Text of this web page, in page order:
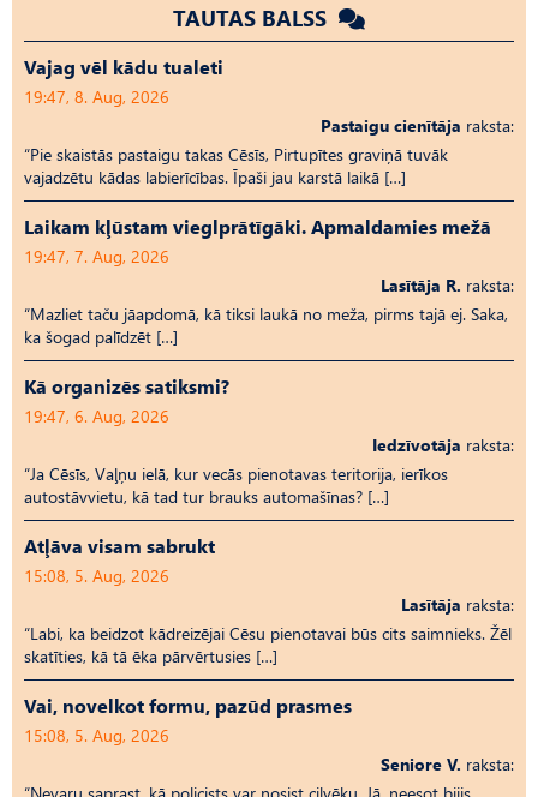
TAUTAS BALSS
Vajag vēl kādu tualeti
19:47, 8. Aug, 2026
Pastaigu cienītāja raksta:
“Pie skaistās pastaigu takas Cēsīs, Pirtupītes graviņā tuvāk
vajadzētu kādas labierīcības. Īpaši jau karstā laikā […]
Laikam kļūstam vieglprātīgāki. Apmaldamies mežā
19:47, 7. Aug, 2026
Lasītāja R. raksta:
“Mazliet taču jāapdomā, kā tiksi laukā no meža, pirms tajā ej. Saka,
ka šogad palīdzēt […]
Kā organizēs satiksmi?
19:47, 6. Aug, 2026
Iedzīvotāja raksta:
“Ja Cēsīs, Vaļņu ielā, kur vecās pienotavas teritorija, ierīkos
autostāvvietu, kā tad tur brauks automašīnas? […]
Atļāva visam sabrukt
15:08, 5. Aug, 2026
Lasītāja raksta:
“Labi, ka beidzot kādreizējai Cēsu pienotavai būs cits saimnieks. Žēl
skatīties, kā tā ēka pārvērtusies […]
Vai, novelkot formu, pazūd prasmes
15:08, 5. Aug, 2026
Seniore V. raksta: